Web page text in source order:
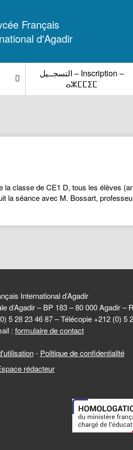
Français
d'Agadir
التسجــيل – Inscription –
ⴰⵣⵎⵎⵉⵎ
classe de CE1 D, tous les élèves
la séance avec M. Bossart,
International d’Agadir
d’Agadir – BP 183 – 80 000 Agadir –
5 28 23 46 87 – Télécopie +212 (0) 5
: formulaire de contact
- Politique de confidentialité
rédacteur